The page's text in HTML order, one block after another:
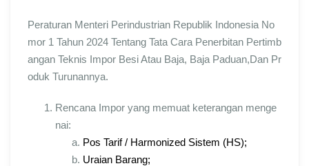
Peraturan Menteri Perindustrian Republik Indonesia No
mor 1 Tahun 2024 Tentang Tata Cara Penerbitan Pertimb
angan Teknis Impor Besi Atau Baja, Baja Paduan,Dan Pr
oduk Turunannya.
Rencana Impor yang memuat keterangan menge
nai:
Pos Tarif / Harmonized Sistem (HS);
Uraian Barang;